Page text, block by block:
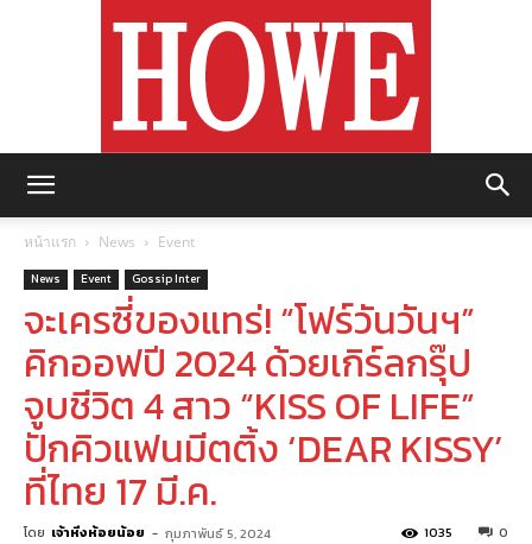
หน้าแรก News Event
News Event Gossip Inter
จะเครซี่ของแทร่! “โฟร์วันวันฯ”
คิกออฟปี 2024 ด้วยเกิร์ลกรุ๊ป
จูบชีวิต 4 สาว “KISS OF LIFE”
ปักคิวแฟนมีตติ้ง ‘DEAR KISSY’
ที่ไทย 17 มี.ค.
โดย เจ้าหิ่งห้อยน้อย - กุมภาพันธ์ 5, 2024 0
1035